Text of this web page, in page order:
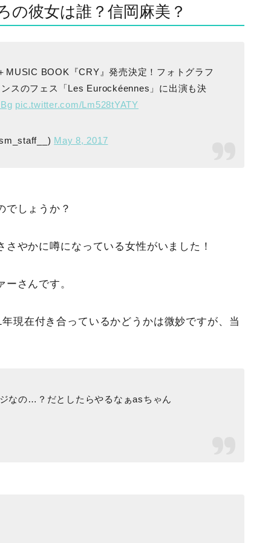
の彼女は誰？信岡麻美？
MUSIC BOOK『CRY』発売決定！フォトグラフ
スのフェス「Les Eurockéennes」に出演も決
pic.twitter.com/Lm528tYATY
May 8, 2017
でしょうか？
やかに噂になっている女性がいました！
さんです。
現在付き合っているかどうかは微妙ですが、当
なの…？だとしたらやるなぁasちゃん